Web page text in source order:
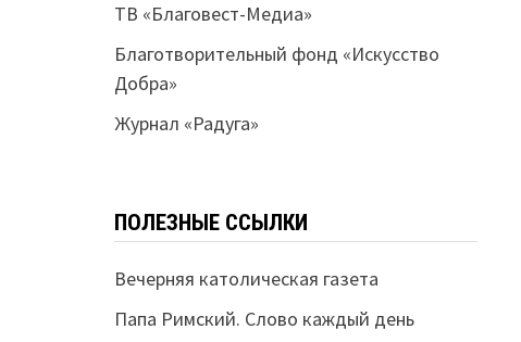
ТВ «Благовест-Медиа»
Благотворительный фонд «Искусство
Добра»
Журнал «Радуга»
ПОЛЕЗНЫЕ ССЫЛКИ
Вечерняя католическая газета
Папа Римский. Слово каждый день